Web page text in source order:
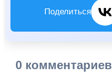
Поделиться
0 комментариев